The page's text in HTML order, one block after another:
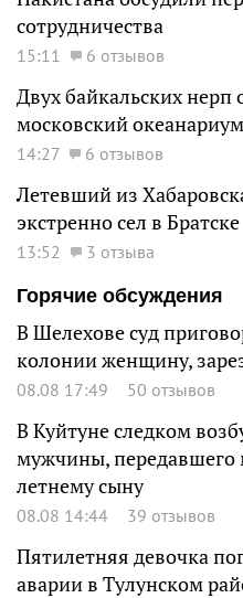
сотрудничества
15:11 6 отзывов
Двух байкальских нерп
московский океанариум
14:27 6 отзывов
Летевший из
экстренно сел в Братске
13:52
3 отзыва
Горячие обсуждения
В Шелехове суд
колонии женщину,
08.08 17:49 50 отзывов
В Куйтуне следком
мужчины, передавшего
летнему сыну
08.08 14:44 39 отзывов
Пятилетняя девочка
аварии в Тулунском